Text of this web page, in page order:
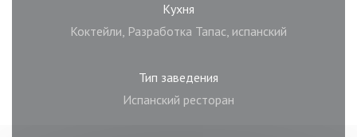
Кухня
Коктейли, Разработка Тапас, испанский
Тип заведения
Испанский ресторан